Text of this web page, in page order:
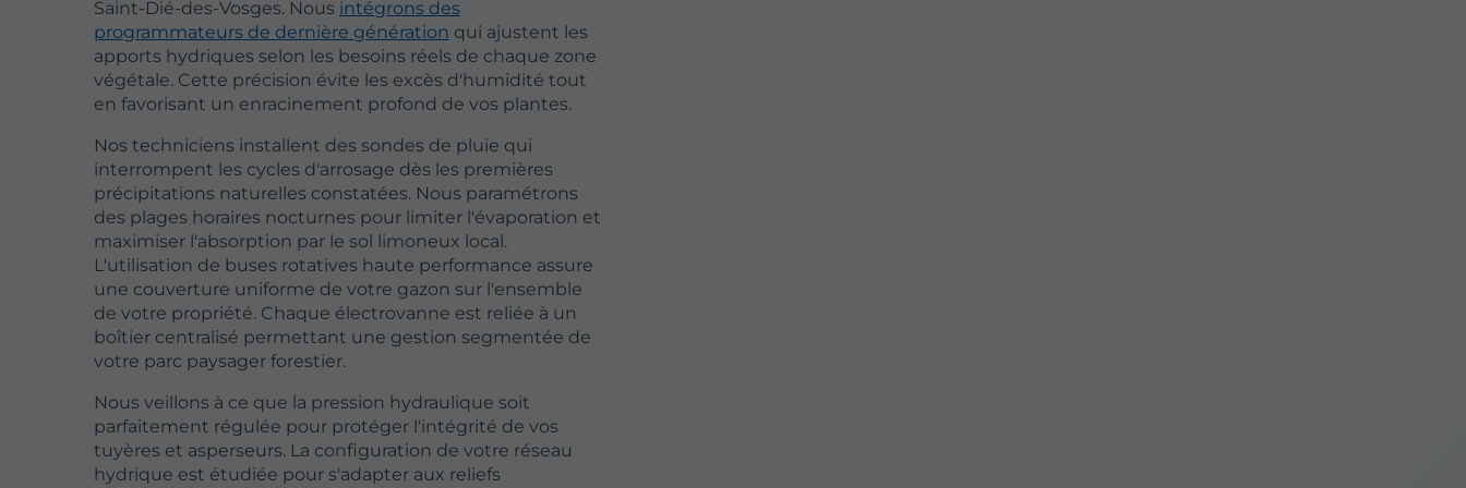
Saint-Dié-des-Vosges. Nous intégrons des
programmateurs de dernière génération qui ajustent les
apports hydriques selon les besoins réels de chaque zone
végétale. Cette précision évite les excès d'humidité tout
en favorisant un enracinement profond de vos plantes.
Nos techniciens installent des sondes de pluie qui
interrompent les cycles d'arrosage dès les premières
précipitations naturelles constatées. Nous paramétrons
des plages horaires nocturnes pour limiter l'évaporation et
maximiser l'absorption par le sol limoneux local.
L'utilisation de buses rotatives haute performance assure
une couverture uniforme de votre gazon sur l'ensemble
de votre propriété. Chaque électrovanne est reliée à un
boîtier centralisé permettant une gestion segmentée de
votre parc paysager forestier.
Nous veillons à ce que la pression hydraulique soit
parfaitement régulée pour protéger l'intégrité de vos
tuyères et asperseurs. La configuration de votre réseau
hydrique est étudiée pour s'adapter aux reliefs